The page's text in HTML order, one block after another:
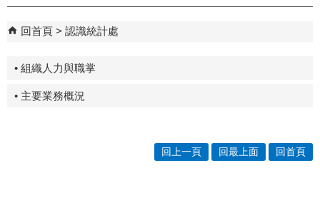
回首頁 認識統計處
• 組織人力與職掌
• 主要業務概況
回上一頁 回最上面 回首頁